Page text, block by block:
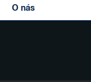
O nás